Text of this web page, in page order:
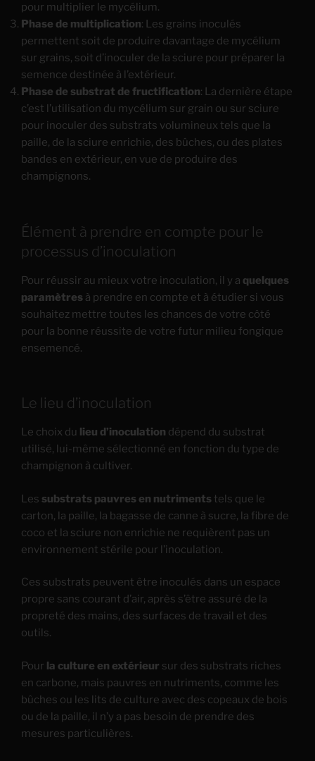
pour multiplier le mycélium.
Phase de multiplication: Les grains inoculés
permettent soit de produire davantage de mycélium
sur grains, soit d’inoculer de la sciure pour préparer la
semence destinée à l’extérieur.
Phase de substrat de fructification: La dernière étape
c’est l’utilisation du mycélium sur grain ou sur sciure
pour inoculer des substrats volumineux tels que la
paille, de la sciure enrichie, des bûches, ou des plates
bandes en extérieur, en vue de produire des
champignons.
Élément à prendre en compte pour le
processus d’inoculation
Pour réussir au mieux votre inoculation, il y a quelques
paramètres à prendre en compte et à étudier si vous
souhaitez mettre toutes les chances de votre côté
pour la bonne réussite de votre futur milieu fongique
ensemencé.
Le lieu d’inoculation
Le choix du lieu d’inoculation dépend du substrat
utilisé, lui-même sélectionné en fonction du type de
champignon à cultiver.
Les substrats pauvres en nutriments tels que le
carton, la paille, la bagasse de canne à sucre, la fibre de
coco et la sciure non enrichie ne requièrent pas un
environnement stérile pour l’inoculation.
Ces substrats peuvent être inoculés dans un espace
propre sans courant d’air, après s’être assuré de la
propreté des mains, des surfaces de travail et des
outils.
Pour la culture en extérieur sur des substrats riches
en carbone, mais pauvres en nutriments, comme les
bûches ou les lits de culture avec des copeaux de bois
ou de la paille, il n’y a pas besoin de prendre des
mesures particulières.